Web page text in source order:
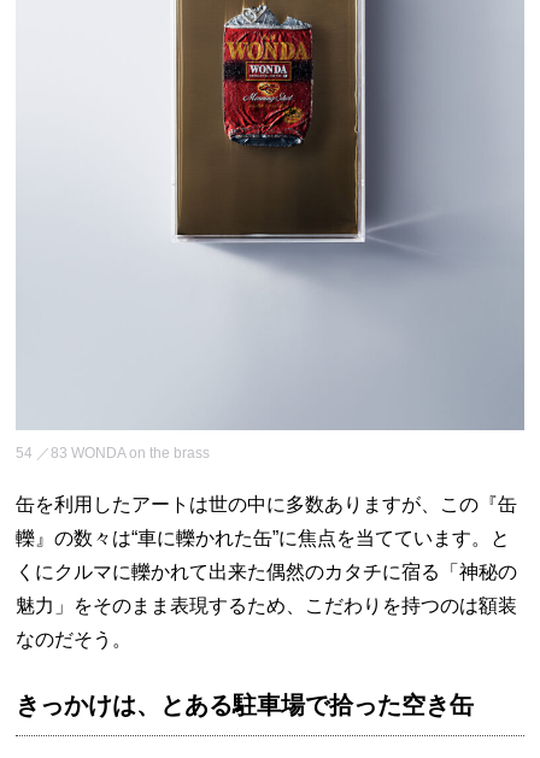
54 ／83 WONDA on the brass
缶を利用したアートは世の中に多数ありますが、この『缶
轢』の数々は“車に轢かれた缶”に焦点を当てています。と
くにクルマに轢かれて出来た偶然のカタチに宿る「神秘の
魅力」をそのまま表現するため、こだわりを持つのは額装
なのだそう。
きっかけは、とある駐車場で拾った空き缶